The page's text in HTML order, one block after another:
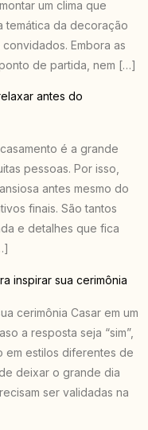
um clima que
temática da decoração
Embora as
de partida, nem […]
antes do
é a grande
pessoas. Por isso,
antes mesmo do
finais. São tantos
e detalhes que fica
inspirar sua cerimônia
cerimônia Casar em um
a resposta seja “sim”,
em estilos diferentes de
deixar o grande dia
ser validadas na